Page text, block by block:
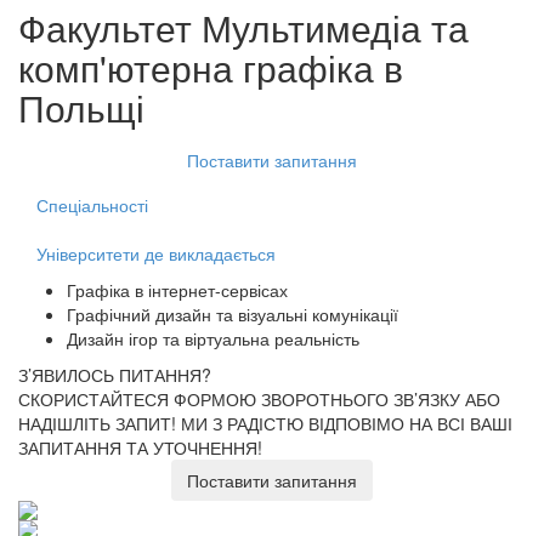
Факультет Мультимедіа та
комп'ютерна графіка в
Польщі
Поставити запитання
Спеціальності
Університети де викладається
Графіка в інтернет-сервісах
Графічний дизайн та візуальні комунікації
Дизайн ігор та віртуальна реальність
З’ЯВИЛОСЬ ПИТАННЯ?
СКОРИСТАЙТЕСЯ ФОРМОЮ ЗВОРОТНЬОГО ЗВ’ЯЗКУ АБО
НАДІШЛІТЬ ЗАПИТ! МИ З РАДІСТЮ ВІДПОВІМО НА ВСІ ВАШІ
ЗАПИТАННЯ ТА УТОЧНЕННЯ!
Поставити запитання